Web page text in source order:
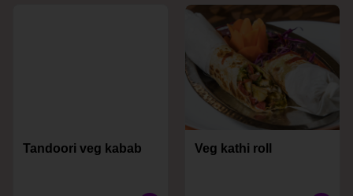
Tandoori veg kabab Veg kathi roll